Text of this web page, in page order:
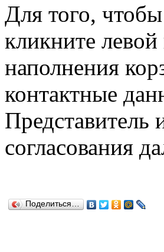
Для того,
кликните
наполнения
контактные
Представитель
согласования
Поделиться…